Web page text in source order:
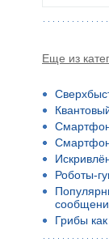
Еще из
Смартфон
Роботы-
Грибы